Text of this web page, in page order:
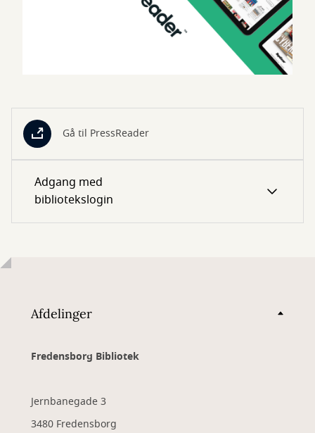
Gå til PressReader
Adgang med
bibliotekslogin
Afdelinger
Fredensborg Bibliotek
Jernbanegade 3
3480 Fredensborg